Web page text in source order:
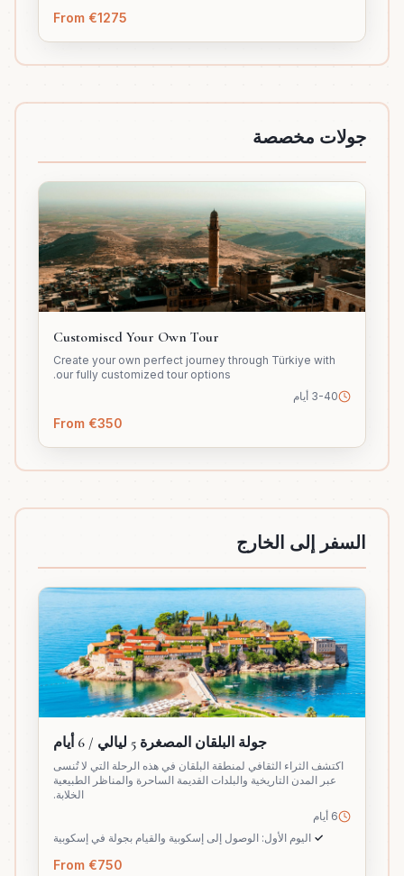
From €1275
جولات مخصصة
Customised Your Own Tour
Create your own perfect journey through Türkiye with
our fully customized tour options.
3-40 أيام
From €350
السفر إلى الخارج
جولة البلقان المصغرة 5 ليالي / 6 أيام
اكتشف الثراء الثقافي لمنطقة البلقان في هذه الرحلة التي لا تُنسى
عبر المدن التاريخية والبلدات القديمة الساحرة والمناظر الطبيعية
الخلابة.
6 أيام
✓ اليوم الأول: الوصول إلى إسكوبية والقيام بجولة في إسكوبية
From €750